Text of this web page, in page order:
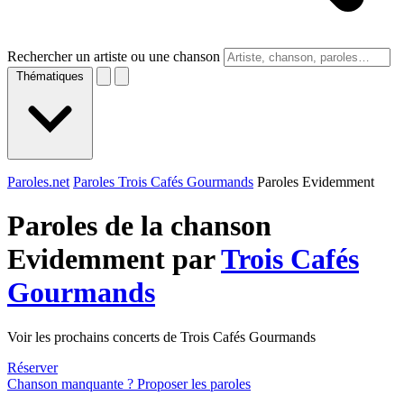
Rechercher un artiste ou une chanson
Thématiques
Paroles.net Paroles Trois Cafés Gourmands Paroles Evidemment
Paroles de la chanson
Evidemment parTrois Cafés
Gourmands
Voir les prochains concerts de Trois Cafés Gourmands
Réserver
Chanson manquante ? Proposer les paroles